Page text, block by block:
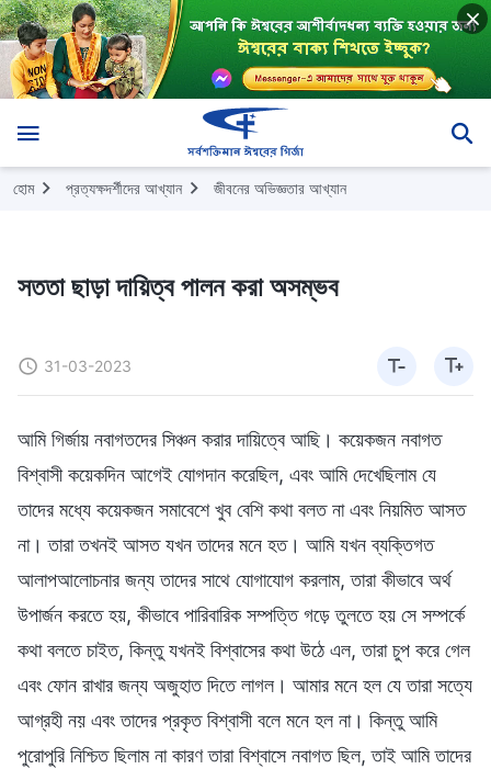
হোম প্রত্যক্ষদর্শীদের আখ্যান জীবনের অভিজ্ঞতার আখ্যান
সততা ছাড়া দায়িত্ব পালন করা অসম্ভব
31-03-2023
আমি গির্জায় নবাগতদের সিঞ্চন করার দায়িত্বে আছি। কয়েকজন নবাগত
বিশ্বাসী কয়েকদিন আগেই যোগদান করেছিল, এবং আমি দেখেছিলাম যে
তাদের মধ্যে কয়েকজন সমাবেশে খুব বেশি কথা বলত না এবং নিয়মিত আসত
না। তারা তখনই আসত যখন তাদের মনে হত। আমি যখন ব্যক্তিগত
আলাপআলোচনার জন্য তাদের সাথে যোগাযোগ করলাম, তারা কীভাবে অর্থ
উপার্জন করতে হয়, কীভাবে পারিবারিক সম্পত্তি গড়ে তুলতে হয় সে সম্পর্কে
কথা বলতে চাইত, কিন্তু যখনই বিশ্বাসের কথা উঠে এল, তারা চুপ করে গেল
এবং ফোন রাখার জন্য অজুহাত দিতে লাগল। আমার মনে হল যে তারা সত্যে
আগ্রহী নয় এবং তাদের প্রকৃত বিশ্বাসী বলে মনে হল না। কিন্তু আমি
পুরোপুরি নিশ্চিত ছিলাম না কারণ তারা বিশ্বাসে নবাগত ছিল, তাই আমি তাদের